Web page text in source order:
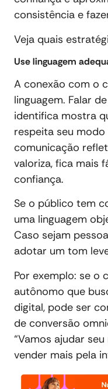
consistência e
Veja quais
Use linguagem
A conexão com o
linguagem. Falar
identifica mostra
respeita seu
comunicação
valoriza, fica mais
confiança.
Se o público tem
uma linguagem
Caso sejam
adotar um tom
Por exemplo: se o
autônomo que
digital, pode ser
de conversão
“Vamos ajudar
vender mais pela